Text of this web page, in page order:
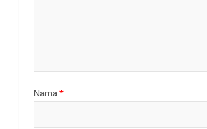
Nama *